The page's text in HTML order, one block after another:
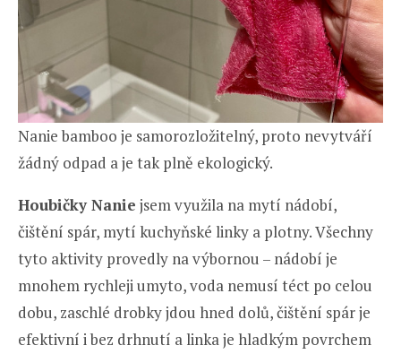
Nanie bamboo je samorozložitelný, proto nevytváří
žádný odpad a je tak plně ekologický.
Houbičky Nanie jsem využila na mytí nádobí,
čištění spár, mytí kuchyňské linky a plotny. Všechny
tyto aktivity provedly na výbornou – nádobí je
mnohem rychleji umyto, voda nemusí téct po celou
dobu, zaschlé drobky jdou hned dolů, čištění spár je
efektivní i bez drhnutí a linka je hladkým povrchem